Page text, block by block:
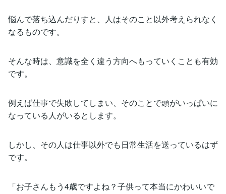
悩んで落ち込んだりすと、人はそのこと以外考えられなく
なるものです。
そんな時は、意識を全く違う方向へもっていくことも有効
です。
例えば仕事で失敗してしまい、そのことで頭がいっぱいに
なっている人がいるとします。
しかし、その人は仕事以外でも日常生活を送っているはず
です。
「お子さんもう4歳ですよね？子供って本当にかわいいで